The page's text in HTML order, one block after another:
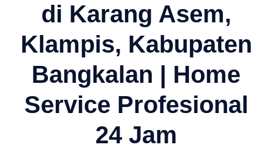
di Karang Asem,
Klampis, Kabupaten
Bangkalan | Home
Service Profesional
24 Jam